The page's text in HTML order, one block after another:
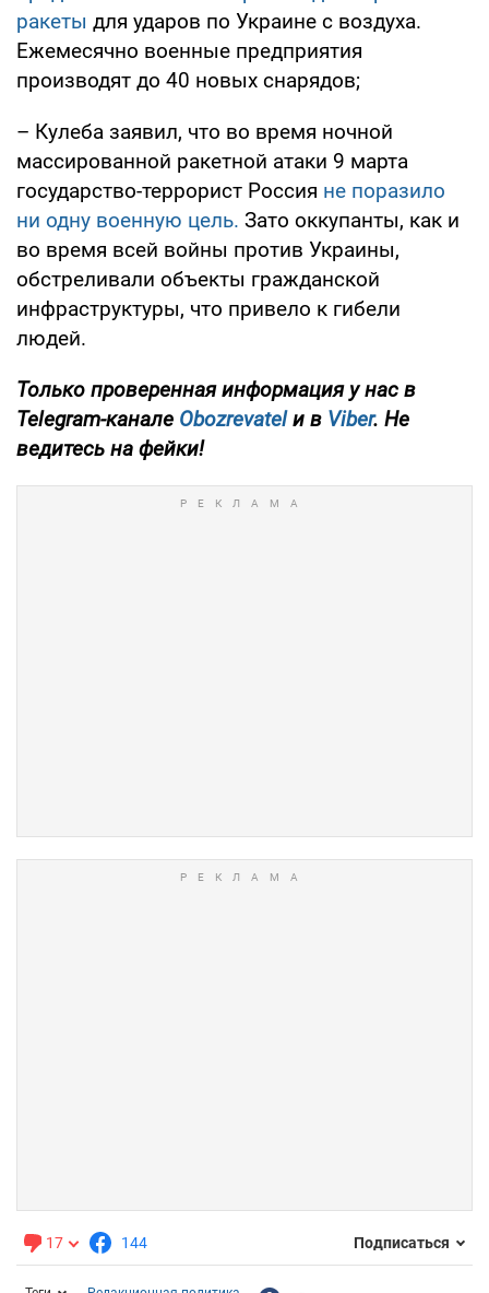
ракеты для ударов по Украине с воздуха.
Ежемесячно военные предприятия
производят до 40 новых снарядов;
– Кулеба заявил, что во время ночной
массированной ракетной атаки 9 марта
государство-террорист Россия не поразило
ни одну военную цель. Зато оккупанты, как и
во время всей войны против Украины,
обстреливали объекты гражданской
инфраструктуры, что привело к гибели
людей.
Только проверенная информация у нас в
Telegram-канале Obozrevatelи в Viber. Не
ведитесь на фейки!
17 144 Подписаться